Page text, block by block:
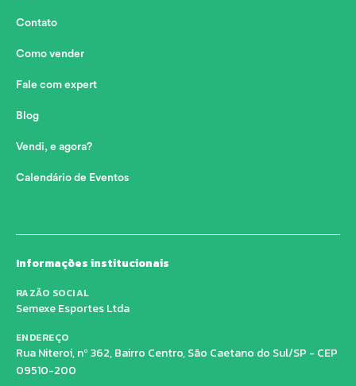
Contato
Como vender
Fale com expert
Blog
Vendi, e agora?
Calendário de Eventos
Informações institucionais
RAZÃO SOCIAL
Semexe Esportes Ltda
ENDEREÇO
Rua Niteroi, nº 362, Bairro Centro, São Caetano do Sul/SP - CEP
09510-200